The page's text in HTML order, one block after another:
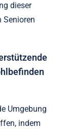
dieser
Senioren
Umgebung
indem